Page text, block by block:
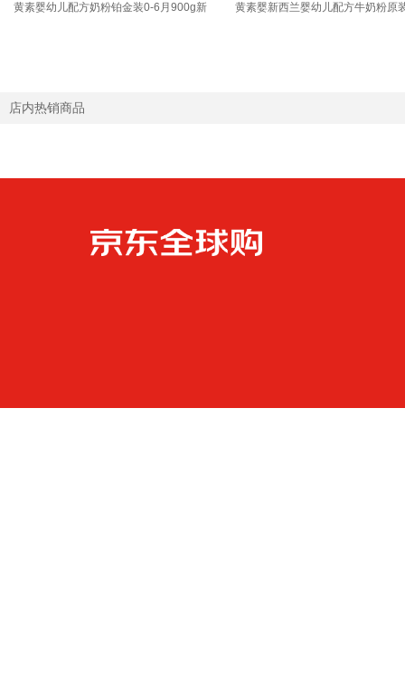
黄素婴幼儿配方奶粉铂金装0-6月900g新
黄素婴新西兰婴幼儿配方牛奶粉原
店内热销商品